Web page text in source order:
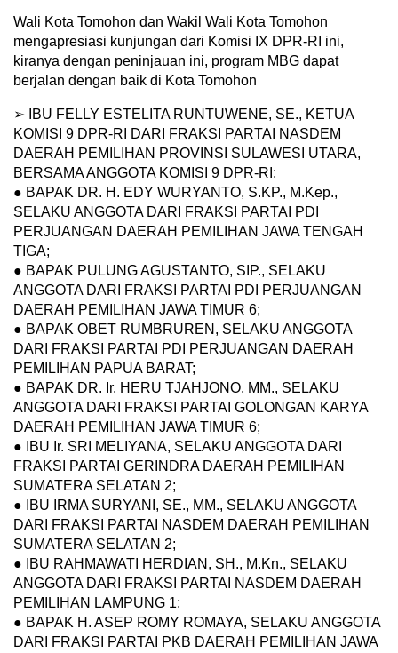
Wali Kota Tomohon dan Wakil Wali Kota Tomohon
mengapresiasi kunjungan dari Komisi IX DPR-RI ini,
kiranya dengan peninjauan ini, program MBG dapat
berjalan dengan baik di Kota Tomohon
➢ IBU FELLY ESTELITA RUNTUWENE, SE., KETUA
KOMISI 9 DPR-RI DARI FRAKSI PARTAI NASDEM
DAERAH PEMILIHAN PROVINSI SULAWESI UTARA,
BERSAMA ANGGOTA KOMISI 9 DPR-RI:
● BAPAK DR. H. EDY WURYANTO, S.KP., M.Kep.,
SELAKU ANGGOTA DARI FRAKSI PARTAI PDI
PERJUANGAN DAERAH PEMILIHAN JAWA TENGAH
TIGA;
● BAPAK PULUNG AGUSTANTO, SIP., SELAKU
ANGGOTA DARI FRAKSI PARTAI PDI PERJUANGAN
DAERAH PEMILIHAN JAWA TIMUR 6;
● BAPAK OBET RUMBRUREN, SELAKU ANGGOTA
DARI FRAKSI PARTAI PDI PERJUANGAN DAERAH
PEMILIHAN PAPUA BARAT;
● BAPAK DR. Ir. HERU TJAHJONO, MM., SELAKU
ANGGOTA DARI FRAKSI PARTAI GOLONGAN KARYA
DAERAH PEMILIHAN JAWA TIMUR 6;
● IBU Ir. SRI MELIYANA, SELAKU ANGGOTA DARI
FRAKSI PARTAI GERINDRA DAERAH PEMILIHAN
SUMATERA SELATAN 2;
● IBU IRMA SURYANI, SE., MM., SELAKU ANGGOTA
DARI FRAKSI PARTAI NASDEM DAERAH PEMILIHAN
SUMATERA SELATAN 2;
● IBU RAHMAWATI HERDIAN, SH., M.Kn., SELAKU
ANGGOTA DARI FRAKSI PARTAI NASDEM DAERAH
PEMILIHAN LAMPUNG 1;
● BAPAK H. ASEP ROMY ROMAYA, SELAKU ANGGOTA
DARI FRAKSI PARTAI PKB DAERAH PEMILIHAN JAWA